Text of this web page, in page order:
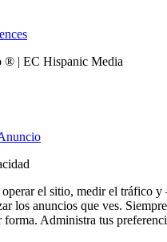
| EC Hispanic Media
operar el sitio, medir el tráfico
los anuncios que ves.
forma. Administra tus